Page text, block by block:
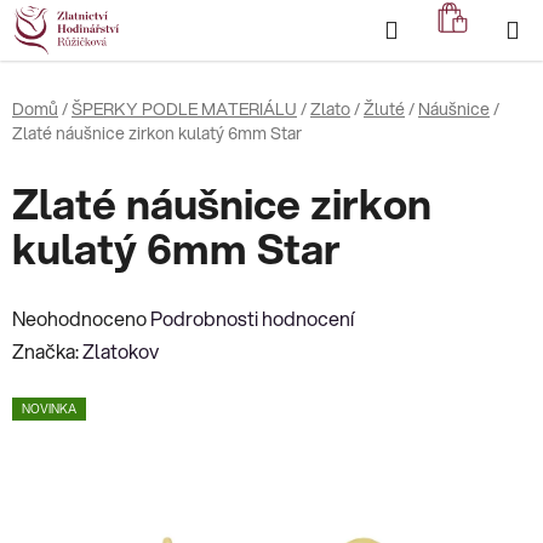
Přejít
na
obsah
Hledat
KOŠÍK
Domů /ŠPERKY PODLE MATERIÁLU /Zlato/Žluté/ Náušnice/
Zlaté náušnice zirkon kulatý 6mm Star
Zlaté náušnice zirkon
kulatý 6mm Star
Průměrné
hodnocení
je
NeohodnocenoPodrobnosti hodnocení
Značka:Zlatokov
NOVINKA